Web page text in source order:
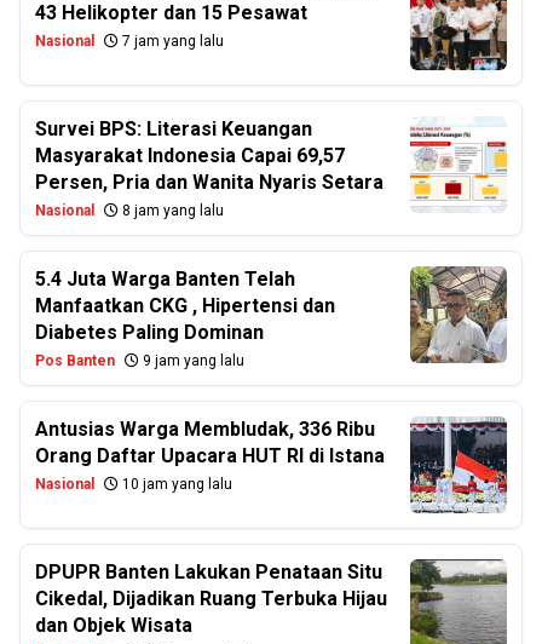
43 Helikopter dan 15 Pesawat
Nasional 7 jam yang lalu
Survei BPS: Literasi Keuangan
Masyarakat Indonesia Capai 69,57
Persen, Pria dan Wanita Nyaris Setara
Nasional 8 jam yang lalu
5.4 Juta Warga Banten Telah
Manfaatkan CKG , Hipertensi dan
Diabetes Paling Dominan
Pos Banten 9 jam yang lalu
Antusias Warga Membludak, 336 Ribu
Orang Daftar Upacara HUT RI di Istana
Nasional 10 jam yang lalu
DPUPR Banten Lakukan Penataan Situ
Cikedal, Dijadikan Ruang Terbuka Hijau
dan Objek Wisata